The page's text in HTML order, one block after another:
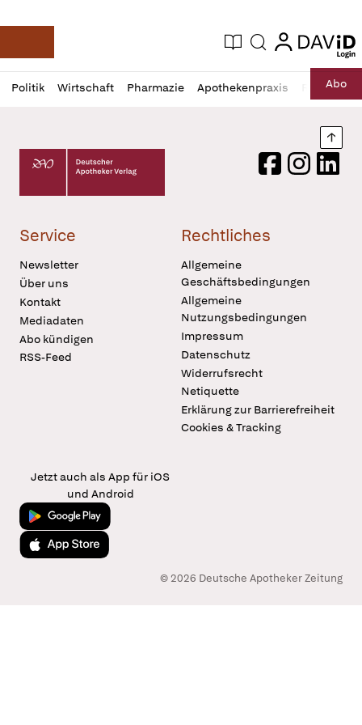
Deutsche Apotheker Zeitung
Aktuelle Ausgabe
Suche login
login
Politik Wirtschaft Pharmazie Apothekenpraxis RechtAbo
Profil
öffnen
Daz
Pur
Deutscher Apotheker Verlag Logo
FacebookInstagram
Service
Newsletter
Über uns
Kontakt
Mediadaten
Abo kündigen
RSS-Feed
Rechtliches
Allgemeine
Geschäftsbedingungen
Allgemeine
Nutzungsbedingungen
Impressum
Datenschutz
Widerrufsrecht
Netiquette
Erklärung zur Barrierefreiheit
Cookies & Tracking
Jetzt auch als App für iOS
und Android
Jetzt bei Google Play
Laden im App Store
© 2026 Deutsche Apotheker Zeitung